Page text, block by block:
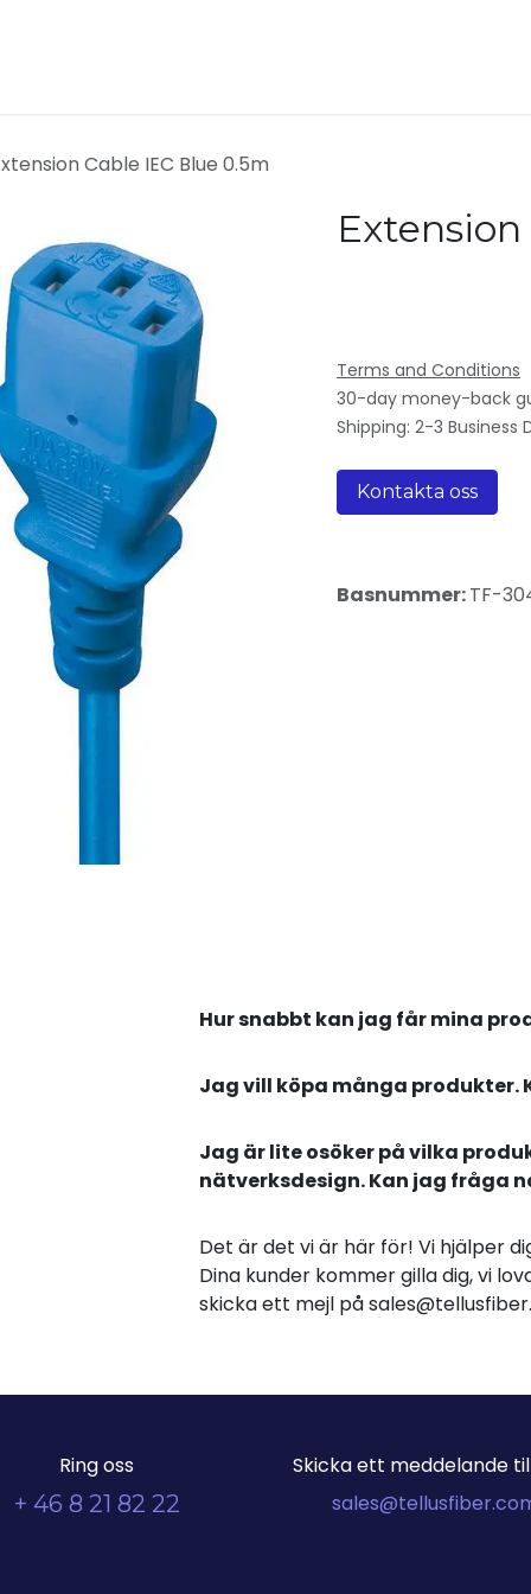
Cable IEC Blue 0.5m
Terms and Conditions
30-day money-back
Shipping: 2-3 Business
Kontakta oss
Basnummer:TF-
Hur snabbt kan jag får mina
Jag vill köpa många produkter.
Jag är lite osöker på vilka
nätverksdesign. Kan jag fråga
Det är det vi är här för! Vi hjälper
Dina kunder kommer gilla dig, vi
skicka ett mejl på
Ring oss
+ 46 8 21 82 22
Skicka ett meddelande